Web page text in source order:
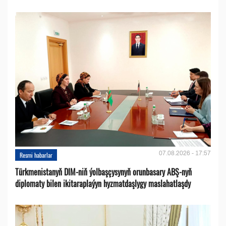
Resmi habarlar 07.08.2026 - 17:57
Türkmenistanyň DIM-niň ýolbaşçysynyň orunbasary ABŞ-nyň
diplomaty bilen ikitaraplaýyn hyzmatdaşlygy maslahatlaşdy